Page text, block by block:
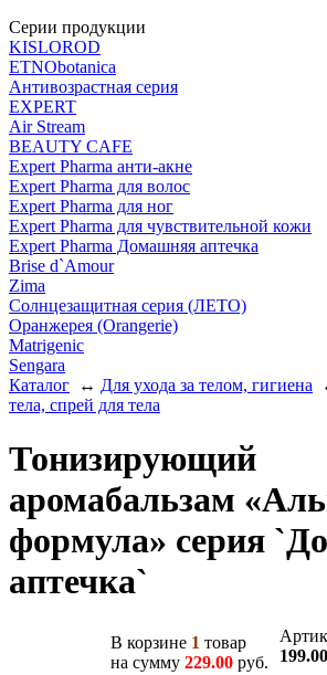
Серии продукции
KISLOROD
ETNObotanica
Антивозрастная серия
EXPERT
Air Stream
BEAUTY CAFЕ
Expert Pharma анти-акне
Expert Pharma для волос
Expert Pharma для ног
Expert Pharma для чувствительной кожи
Expert Pharma Домашняя аптечка
Brise d`Amour
Zima
Солнцезащитная серия (ЛЕТО)
Оранжерея (Orangerie)
Matrigenic
Sengara
Каталог ↔ Для ухода за телом, гигиена
тела, спрей для тела
Тонизирующий
аромабальзам
формула» серия
аптечка`
В корзине 1 товар
на сумму 229.00 руб.
199.00